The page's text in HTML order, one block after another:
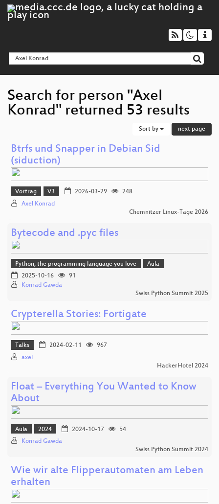
Search for person "Axel
Konrad" returned 53 results
Sort by next page
Btrfs und Snapper in Debian Sid
(siduction)
Vortrag V3 2026-03-29
248
Axel Konrad
Chemnitzer Linux-Tage 2026
Bytecode and .pyc files
Python, the programming language you love
Aula
2025-10-16
91
Konrad Gawda
Swiss Python Summit 2025
Crypterella Stories: Fortigate
Talks 2024-02-11
967
axel
HackerHotel 2024
Float – Everything You Wanted to Know
About
Aula 2024 2024-10-17
54
Konrad Gawda
Swiss Python Summit 2024
Wie wir alte Flipperautomaten am Leben
erhalten